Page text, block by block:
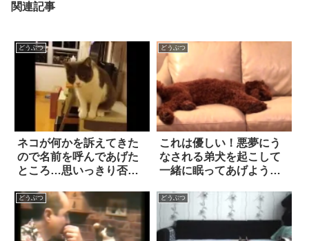
関連記事
どうぶつ
ネコが何かを訴えてきた
ので名前を呼んであげた
ところ…思いっきり否定
どうぶつ
これは優しい！悪夢にう
なされる弟犬を起こして
一緒に眠ってあげようと
どうぶつ どうぶつ